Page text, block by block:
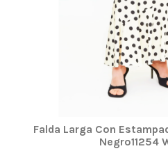
Falda Larga Con
Negro11254